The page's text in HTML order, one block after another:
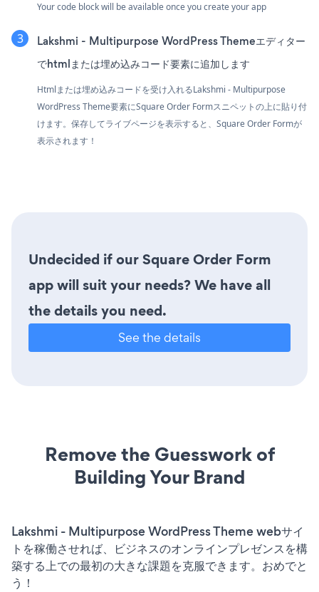
Your code block will be available once you create your app
Lakshmi - Multipurpose WordPress Themeエディター
でhtmlまたは埋め込みコード要素に追加します
Htmlまたは埋め込みコードを受け入れるLakshmi - Multipurpose
WordPress Theme要素にSquare Order Formスニペットの上に貼り付
けます。保存してライブページを表示すると、Square Order Formが
表示されます！
Undecided if our Square Order Form
app will suit your needs? We have all
the details you need.
See the details
Remove the Guesswork of
Building Your Brand
Lakshmi - Multipurpose WordPress Theme webサイ
トを稼働させれば、ビジネスのオンラインプレゼンスを構
築する上での最初の大きな課題を克服できます。おめでと
う！